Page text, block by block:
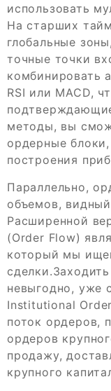
использовать
На старших
глобальные
точные точки
комбинировать
RSI или MACD,
методы, вы
ордерные
построения
Параллельно,
объемов,
Расширенной
(Order Flow)
который мы
невыгодно, уже
Institutional
поток ордеров,
ордеров
продажу,
крупного